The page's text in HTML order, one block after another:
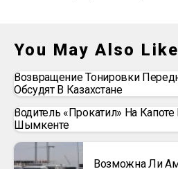
You May Also Like
Возвращение Тонировки
Обсудят В Казахстане
Водитель «прокатил» На
Шымкенте
Возможна Ли